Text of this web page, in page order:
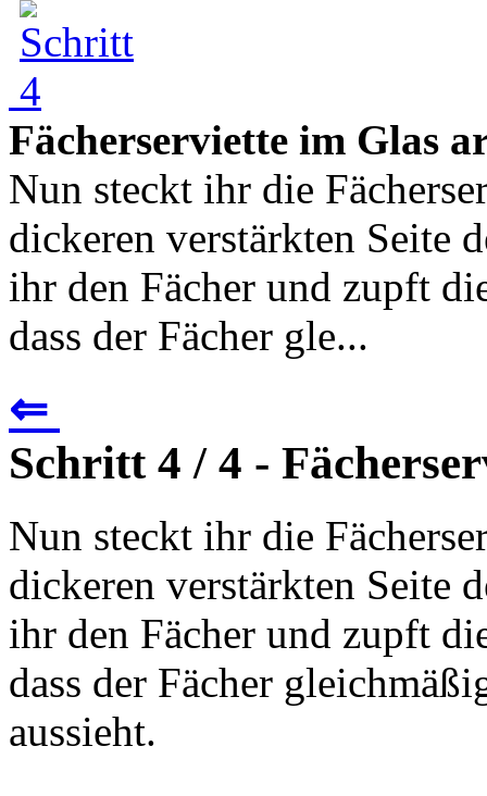
Fächerserviette im Glas
Nun steckt ihr die
dickeren verstärkten Seite
ihr den Fächer und zupft
dass der Fächer gle...
⇐
Schritt 4 / 4 -
Nun steckt ihr die
dickeren verstärkten Seite
ihr den Fächer und zupft
dass der Fächer
aussieht.